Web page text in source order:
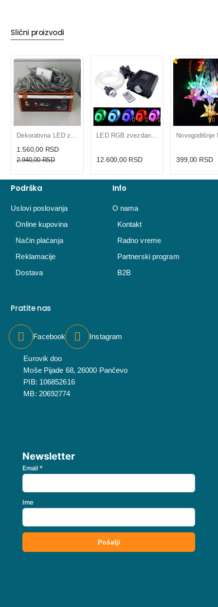
Slični proizvodi
NOVO
OUTLET -47%
Dekorativna LED zavesa svetleća RGB 8 efekata
1.560,00 RSD
2.940,00 RSD
LED RGB zvezdano nebo 45W sa 200 optičkih vlakana i daljinskim
12.600,00 RSD 399,00 RSD
Podrška
Uslovi poslovanja
Online kupovina
Način plaćanja
Reklamacije
Dostava
Info
O nama
Kontakt
Radno vreme
Partnerski program
B2B
Pratite nas
Facebook Instagram
Eurovik doo
Moše Pijade 68, 26000 Pančevo
PIB: 106852616
MB: 20692774